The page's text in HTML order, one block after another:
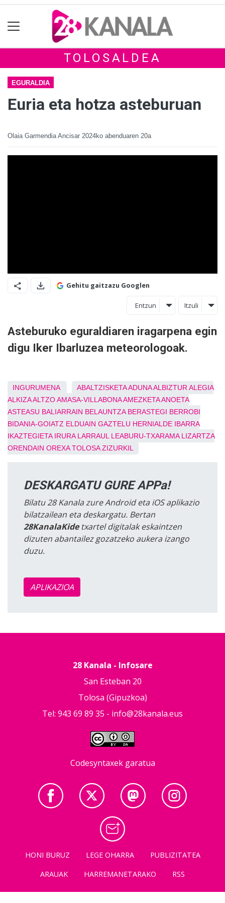
TOLOSALDEA
EGURALDIA
Euria eta hotza asteburuan
Olaia Garmendia Ancisar 2024ko abenduaren 20a
Gehitu gaitzazu Googlen
Entzun Itzuli
Asteburuko eguraldiaren iragarpena egin
digu Iker Ibarluzea meteorologoak.
INGURUMENA ABALTZISKETAADUNAALBIZTUR ALEGIA
ALKIZAALTZOAMASA-VILLABONAAMEZKETAANOETA
ASTEASU BALIARRAIN BELAUNTZA BERASTEGI BERROBI
BIDANIA-GOIATZ ELDUAIN GAZTELU HERNIALDE IBARRA
IKAZTEGIETA IRURA LARRAUL LEABURU-TXARAMA LIZARTZA
ORENDAIN OREXA TOLOSA ZIZURKIL
DESKARGATU GURE APPa!
Bilatu 28 Kanala zure Android eta iOS aplikazio
bilatzailean eta deskargatu. Bertan
28KanalaKidetxartel digitalak eskaintzen
dizuten abantailez gozatzeko aukera izango
duzu.
APLIKAZIOA
28 Kanala - Infosare
San Esteban 20
Tolosa (Gipuzkoa)
Tel: 943 69 89 35 - info@28kanala.eus
Codesyntaxek garatua
HONI BURUZ LEGE OHARRA
PUBLIZITATEA
ARAUAK
HARREMANETARAKO RSS